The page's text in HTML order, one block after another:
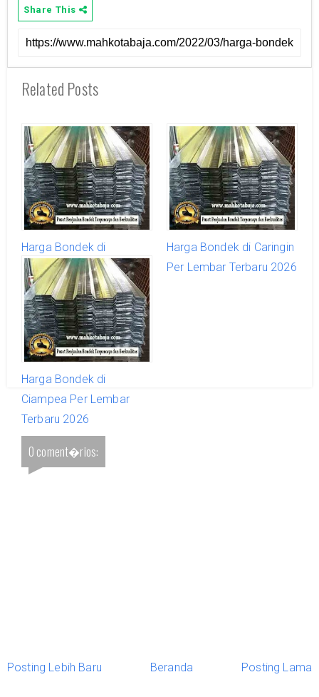
Share This
Related Posts
Harga Bondek di
Babakan Madang Per
Lembar Terbaru 2026
Harga Bondek di Caringin
Per Lembar Terbaru 2026
Harga Bondek di
Ciampea Per Lembar
Terbaru 2026
0 coment�rios:
Posting Lebih Baru Beranda Posting Lama